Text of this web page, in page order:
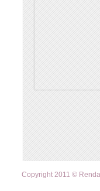
Copyright 2011 ©